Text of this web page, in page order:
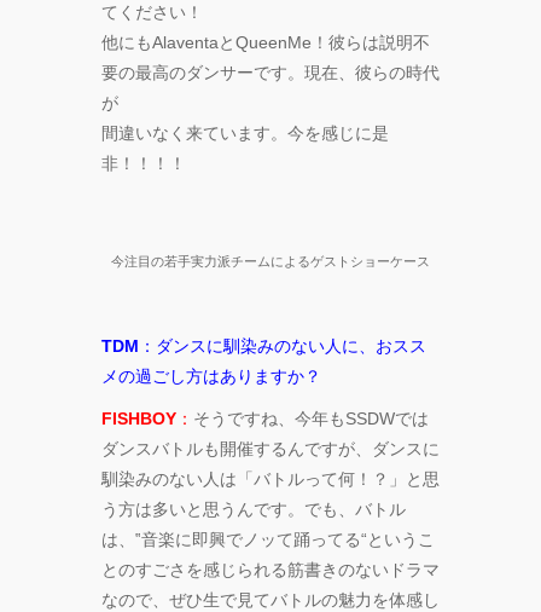
てください！
他にもAlaventaとQueenMe！彼らは説明不
要の最高のダンサーです。現在、彼らの時代
が
間違いなく来ています。今を感じに是
非！！！！
今注目の若手実力派チームによるゲストショーケース
TDM ：ダンスに馴染みのない人に、おスス
メの過ごし方はありますか？
FISHBOY ： そうですね、今年もSSDWでは
ダンスバトルも開催するんですが、ダンスに
馴染みのない人は「バトルって何！？」と思
う方は多いと思うんです。でも、バトル
は、‟音楽に即興でノッて踊ってる“というこ
とのすごさを感じられる筋書きのないドラマ
なので、ぜひ生で見てバトルの魅力を体感し